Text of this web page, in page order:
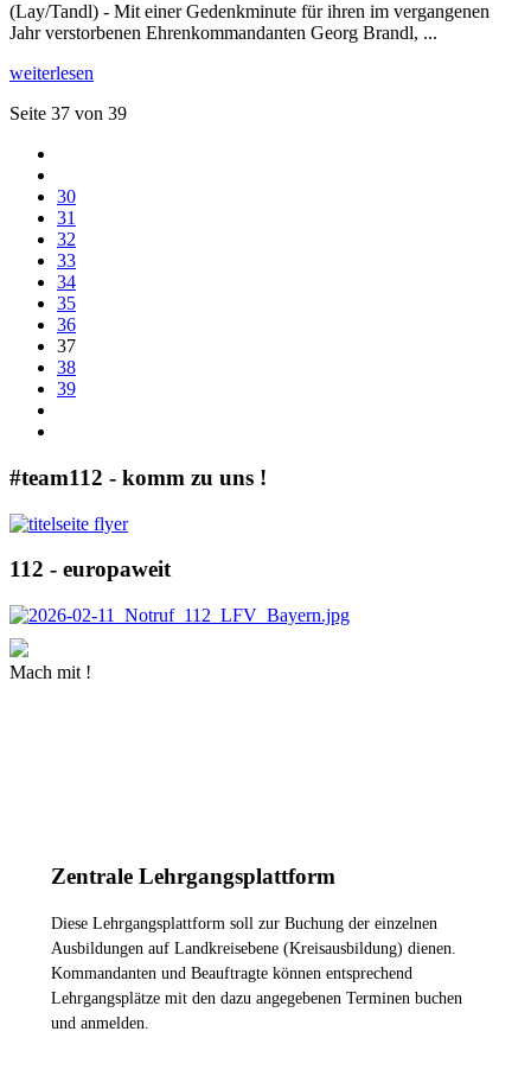
(Lay/Tandl) - Mit einer Gedenkminute für ihren im vergangenen
Jahr verstorbenen Ehrenkommandanten Georg Brandl, ...
weiterlesen
Seite 37 von 39
30
31
32
33
34
35
36
37
38
39
#team112 - komm zu uns !
112 - europaweit
Mach mit !
Zentrale Lehrgangsplattform
Diese Lehrgangsplattform soll zur Buchung der einzelnen
Ausbildungen auf Landkreisebene (Kreisausbildung) dienen.
Kommandanten und Beauftragte können entsprechend
Lehrgangsplätze mit den dazu angegebenen Terminen buchen
und anmelden.